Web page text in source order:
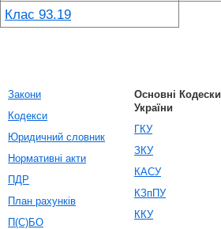
Клас 93.19
Закони
Кодекси
Юридичний словник
Нормативні акти
ПДР
План рахунків
П(С)БО
Основні Кодески
України
ГКУ
ЗКУ
КАСУ
КЗпПУ
ККУ